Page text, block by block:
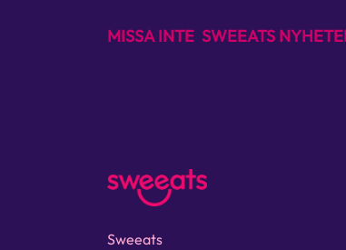
MISSA INTE SWEEATS
Sweeats